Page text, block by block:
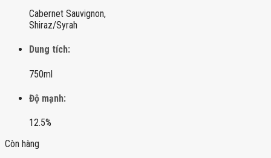
Cabernet Sauvignon,
Shiraz/Syrah
Dung tích:
750ml
Độ mạnh:
12.5%
Còn hàng